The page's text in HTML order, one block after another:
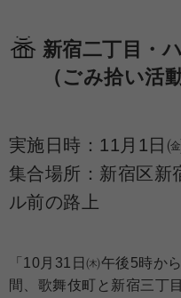
新宿二丁目・
（ごみ拾い活動
実施日時：11月1日
集合場所：新宿区
ル前の路上
「10月31日㈭午後5時か
間、歌舞伎町と新宿三丁